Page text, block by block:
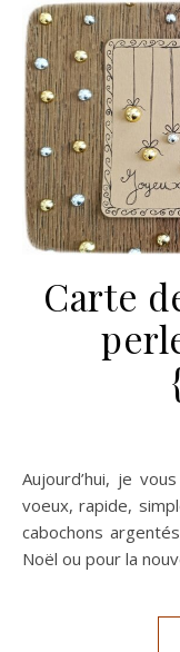
Carte
Aujourd’hui, je vous propose de créer une jolie carte de
voeux, rapide,
cabochons
Noël ou pour la